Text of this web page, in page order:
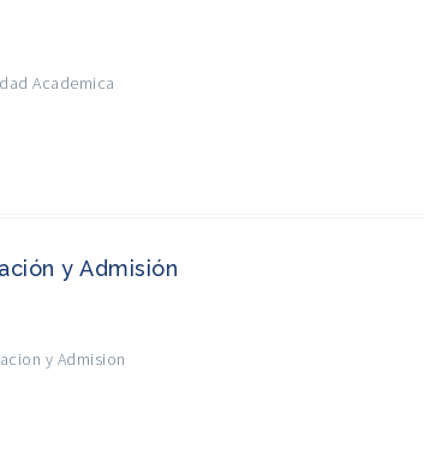
Academica
y Admisión
y Admision